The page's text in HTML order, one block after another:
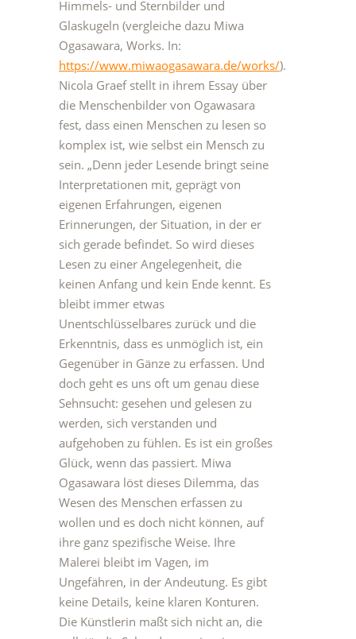
Himmels- und Sternbilder und
Glaskugeln (vergleiche dazu Miwa
Ogasawara, Works. In:
https://www.miwaogasawara.de/works/).
Nicola Graef stellt in ihrem Essay über
die Menschenbilder von Ogawasara
fest, dass einen Menschen zu lesen so
komplex ist, wie selbst ein Mensch zu
sein. „Denn jeder Lesende bringt seine
Interpretationen mit, geprägt von
eigenen Erfahrungen, eigenen
Erinnerungen, der Situation, in der er
sich gerade befindet. So wird dieses
Lesen zu einer Angelegenheit, die
keinen Anfang und kein Ende kennt. Es
bleibt immer etwas
Unentschlüsselbares zurück und die
Erkenntnis, dass es unmöglich ist, ein
Gegenüber in Gänze zu erfassen. Und
doch geht es uns oft um genau diese
Sehnsucht: gesehen und gelesen zu
werden, sich verstanden und
aufgehoben zu fühlen. Es ist ein großes
Glück, wenn das passiert. Miwa
Ogasawara löst dieses Dilemma, das
Wesen des Menschen erfassen zu
wollen und es doch nicht können, auf
ihre ganz spezifische Weise. Ihre
Malerei bleibt im Vagen, im
Ungefähren, in der Andeutung. Es gibt
keine Details, keine klaren Konturen.
Die Künstlerin maßt sich nicht an, die